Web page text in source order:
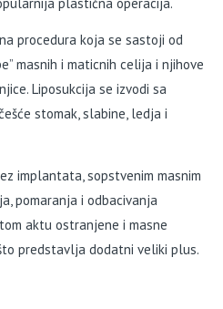
procedura koja se sastoji od
masnih i maticnih celija i njihove
Liposukcija se izvodi sa
stomak, slabine, ledja i
implantata, sopstvenim masnim
pomaranja i odbacivanja
aktu ostranjene i masne
predstavlja dodatni veliki plus.